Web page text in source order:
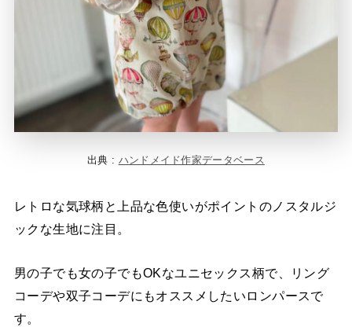
出典 : ハンドメイド作家データベース
レトロな気球柄と上品な色使いがポイントのノスタルジ
ックな生地に注目。
男の子でも女の子でもOKなユニセックス柄で、リング
コーデや双子コーデにもオススメしたいロンパースで
す。